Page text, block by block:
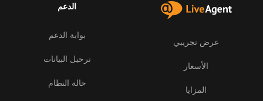
عرض تجريبي
الأسعار
المزايا
الدعم
بوابة الدعم
ترحيل البيانات
حالة النظام